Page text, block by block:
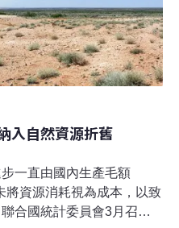
NDC追蹤器，截至9月
中，約占全球排放量的
入自然資源折舊
一直由國內生產毛額
將資源消耗視為成本，以致
合國統計委員會3月召開